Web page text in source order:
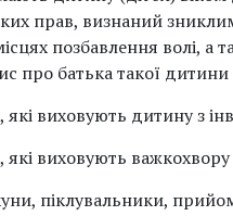
прав, визнаний
позбавлення волі,
про батька такої дитини
які виховують дитину з
які виховують
піклувальники,